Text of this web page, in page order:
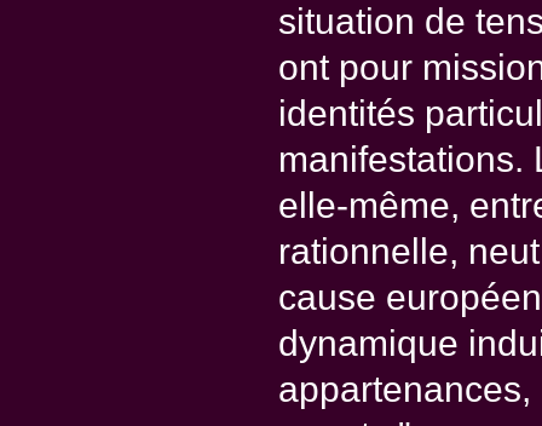
situation de
ont pour
identités
manifestations.
elle-même,
rationnelle,
cause
dynamique